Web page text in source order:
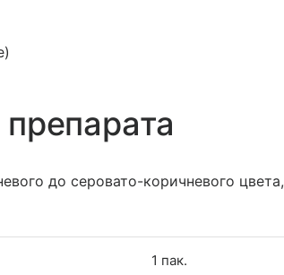
до серовато-коричневого цвета,
1 пак.